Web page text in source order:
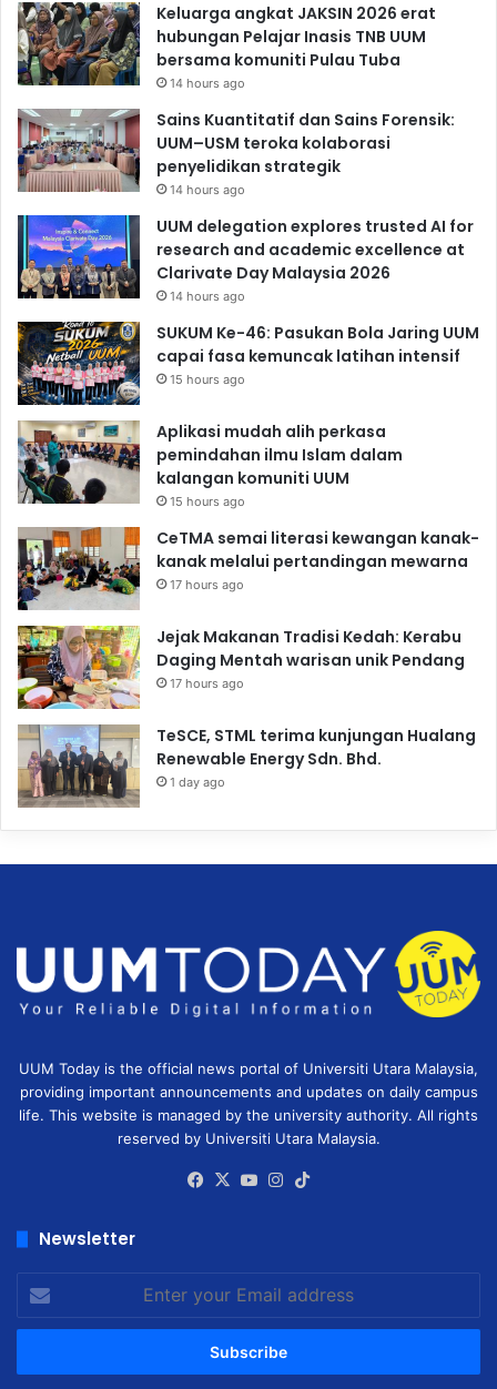
Keluarga angkat JAKSIN 2026 erat
hubungan Pelajar Inasis TNB UUM
bersama komuniti Pulau Tuba
14 hours ago
Sains Kuantitatif dan Sains Forensik:
UUM–USM teroka kolaborasi
penyelidikan strategik
14 hours ago
UUM delegation explores trusted AI for
research and academic excellence at
Clarivate Day Malaysia 2026
14 hours ago
SUKUM Ke-46: Pasukan Bola Jaring UUM
capai fasa kemuncak latihan intensif
15 hours ago
Aplikasi mudah alih perkasa
pemindahan ilmu Islam dalam
kalangan komuniti UUM
15 hours ago
CeTMA semai literasi kewangan kanak-
kanak melalui pertandingan mewarna
17 hours ago
Jejak Makanan Tradisi Kedah: Kerabu
Daging Mentah warisan unik Pendang
17 hours ago
TeSCE, STML terima kunjungan Hualang
Renewable Energy Sdn. Bhd.
1 day ago
UUM Today is the official news portal of Universiti Utara Malaysia,
providing important announcements and updates on daily campus
life. This website is managed by the university authority. All rights
reserved by Universiti Utara Malaysia.
Facebook
X YouTubeInstagram
Newsletter
your
Email